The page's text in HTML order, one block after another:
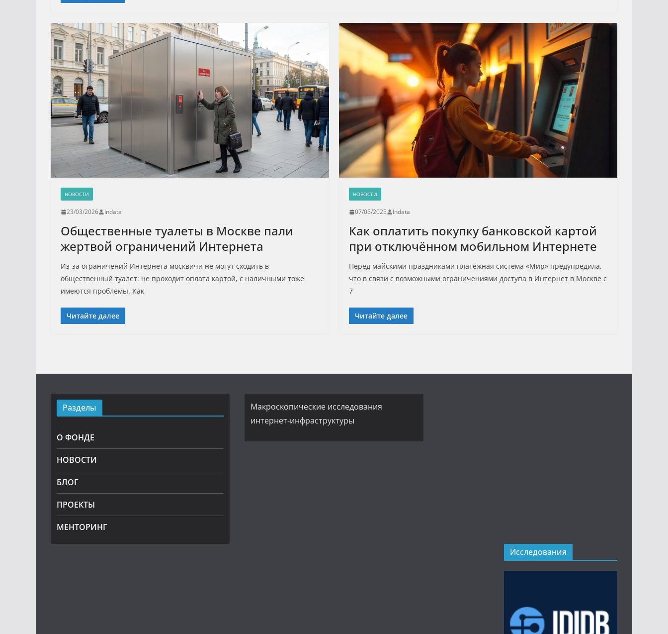
НОВОСТИ
23/03/2026 Indata
Общественные туалеты в Москве пали
жертвой ограничений Интернета
Из-за ограничений Интернета москвичи не могут сходить в
общественный туалет: не проходит оплата картой, с наличными тоже
имеются проблемы. Как
Читайте далее
НОВОСТИ
07/05/2025 Indata
Как оплатить покупку банковской картой
при отключённом мобильном Интернете
Перед майскими праздниками платёжная система «Мир» предупредила,
что в связи с возможными ограничениями доступа в Интернет в Москве с
7
Читайте далее
Разделы
О ФОНДЕ
НОВОСТИ
БЛОГ
ПРОЕКТЫ
МЕНТОРИНГ
Макроскопические исследования
интернет-инфраструктуры
Исследования